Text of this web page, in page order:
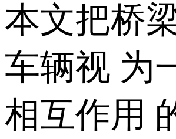
本文把桥
车辆视 为
相互作用